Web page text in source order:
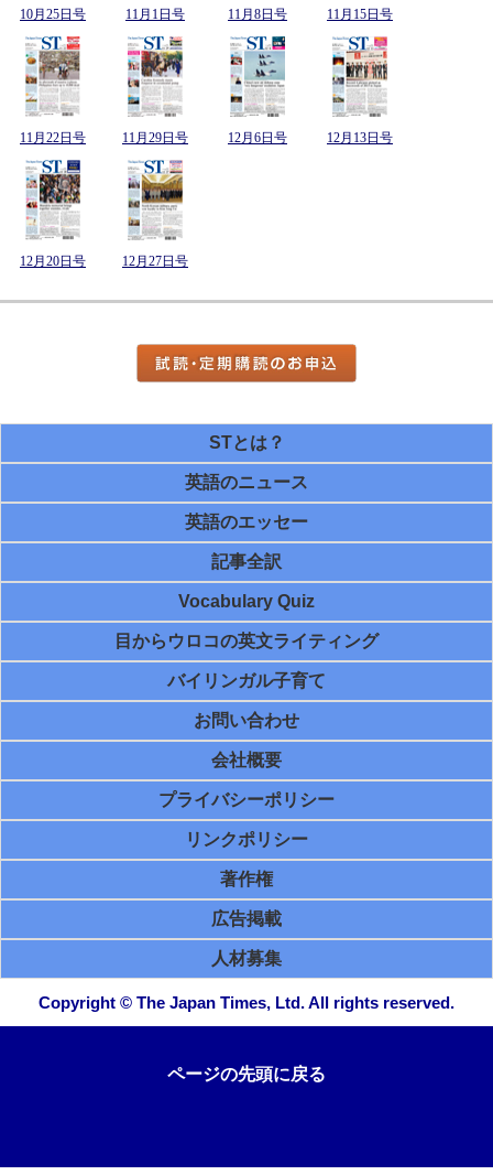
10月25日号 11月1日号 11月8日号 11月15日号
11月22日号 11月29日号 12月6日号 12月13日号
12月20日号 12月27日号
STとは？
英語のニュース
英語のエッセー
記事全訳
Vocabulary Quiz
目からウロコの英文ライティング
バイリンガル子育て
お問い合わせ
会社概要
プライバシーポリシー
リンクポリシー
著作権
広告掲載
人材募集
Copyright © The Japan Times, Ltd. All rights reserved.
ページの先頭に戻る